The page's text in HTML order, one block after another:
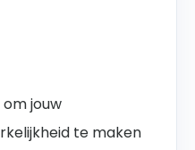
jouw
te maken